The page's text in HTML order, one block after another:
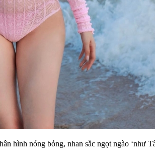
hình nóng bỏng, nhan sắc ngọt ngào ‘như